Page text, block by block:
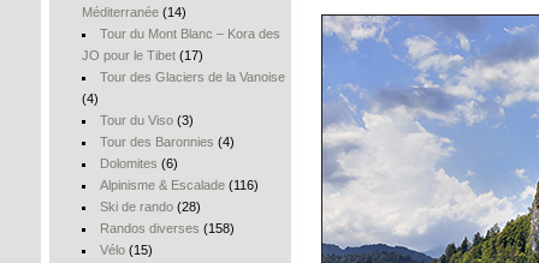
Méditerranée (14)
Tour du Mont Blanc – Kora des
JO pour le Tibet (17)
Tour des Glaciers de la Vanoise
(4)
Tour du Viso(3)
Tour des Baronnies (4)
Dolomites (6)
Alpinisme & Escalade(116)
Ski de rando(28)
Randos diverses (158)
Vélo(15)